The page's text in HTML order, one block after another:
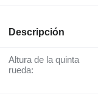
Descripción
Altura de la quinta
rueda: